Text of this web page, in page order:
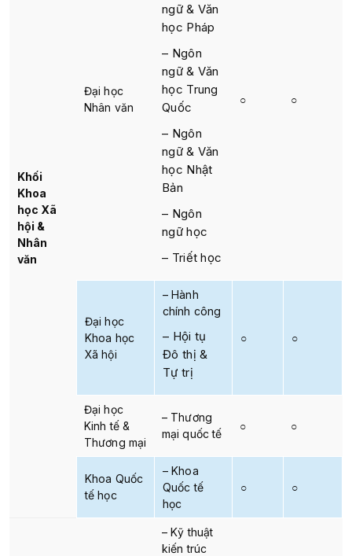
Khối
Khoa
học Xã
hội &
Nhân
văn
Đại học
Nhân văn
ngữ & Văn
học Pháp
– Ngôn
ngữ & Văn
học Trung
Quốc
– Ngôn
ngữ & Văn
học Nhật
Bản
– Ngôn
ngữ học
– Triết học
○ ○
Đại học
Khoa học
Xã hội
– Hành
chính công
– Hội tụ
Đô thị &
Tự trị
○ ○
Đại học
Kinh tế &
Thương mại
– Thương
mại quốc tế
○ ○
Khoa Quốc
tế học
– Khoa
Quốc tế
học
○ ○
– Kỹ thuật
kiến trúc